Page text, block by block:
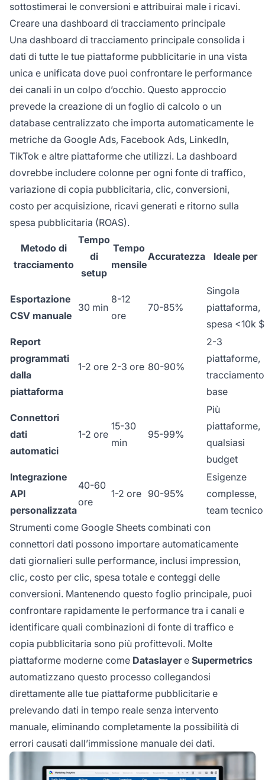
sottostimerai le conversioni e attribuirai male i ricavi.
Creare una dashboard di tracciamento principale
Una dashboard di tracciamento principale consolida i
dati di tutte le tue piattaforme pubblicitarie in una vista
unica e unificata dove puoi confrontare le performance
dei canali in un colpo d’occhio. Questo approccio
prevede la creazione di un foglio di calcolo o un
database centralizzato che importa automaticamente le
metriche da Google Ads, Facebook Ads, LinkedIn,
TikTok e altre piattaforme che utilizzi. La dashboard
dovrebbe includere colonne per ogni fonte di traffico,
variazione di copia pubblicitaria, clic, conversioni,
costo per acquisizione, ricavi generati e ritorno sulla
spesa pubblicitaria (ROAS).
Metodo di
tracciamento
Tempo
di
setup
Tempo
mensile
Accuratezza Ideale per
Esportazione
CSV manuale
30 min
8-12
ore
70-85%
Singola
piattaforma,
spesa <10k $
Report
programmati
dalla
piattaforma
1-2 ore 2-3 ore 80-90%
2-3
piattaforme,
tracciamento
base
Connettori
dati
automatici
1-2 ore
15-30
min
95-99%
Più
piattaforme,
qualsiasi
budget
Integrazione
API
personalizzata
40-60
ore
1-2 ore 90-95%
Esigenze
complesse,
team tecnico
Strumenti come Google Sheets combinati con
connettori dati possono importare automaticamente
dati giornalieri sulle performance, inclusi impression,
clic, costo per clic, spesa totale e conteggi delle
conversioni. Mantenendo questo foglio principale, puoi
confrontare rapidamente le performance tra i canali e
identificare quali combinazioni di fonte di traffico e
copia pubblicitaria sono più profittevoli. Molte
piattaforme moderne come Dataslayere Supermetrics
automatizzano questo processo collegandosi
direttamente alle tue piattaforme pubblicitarie e
prelevando dati in tempo reale senza intervento
manuale, eliminando completamente la possibilità di
errori causati dall’immissione manuale dei dati.